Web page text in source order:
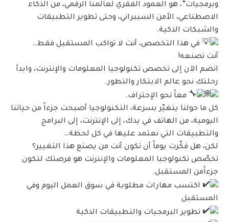
وبرمجيات”، هو العمود الفقري لعالمنا الرقمي، من الذكاء
الاصطناعي، الأمن السيبراني، وحتى تطوير التطبيقات
والشبكات الذكية.
في هذا التخصص، أنت لا تواكب المستقبل فقط…
أنت تصنعه!
انضم الآن إلى تخصص تكنولوجيا المعلومات والإنترنت، وابدأ
رحلتك نحو عالم الابتكار والتطور.
معاً نحو الإحتراف.
كل ما حولنا يتغيّر بسرعة، التكنولوجيا أصبحت جزءاً من حياتنا
اليومية، من الهاتف في يدك، إلى الإنترنت، إلى البرامج
والتطبيقات التي نعتمد عليها في كل لحظة…
لكن، هل فكّرت يوماً أن تكون أنت من يصنع هذا التغيير؟
تخصّص تكنولوجيا المعلومات والإنترنت هو فرصتك لتكون
جزءاًمن المستقبل.
اكتسب مهارات مطلوبة في سوق العمل اليوم وفي
المستقبل
تطوير البرمجيات والتطبيقات الذكية